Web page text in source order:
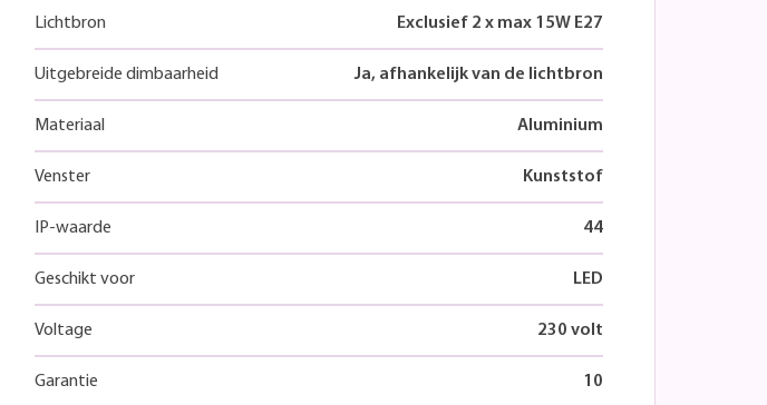
Lichtbron Exclusief 2 x max 15W E27
Uitgebreide dimbaarheid Ja, afhankelijk van de lichtbron
Materiaal Aluminium
Venster Kunststof
IP-waarde 44
Geschikt voor LED
Voltage 230 volt
Garantie 10